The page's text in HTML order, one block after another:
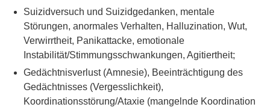
Suizidversuch und Suizidgedanken, mentale
Störungen, anormales Verhalten, Halluzination, Wut,
Verwirrtheit, Panikattacke, emotionale
Instabilität/Stimmungsschwankungen, Agitiertheit;
Gedächtnisverlust (Amnesie), Beeinträchtigung des
Gedächtnisses (Vergesslichkeit),
Koordinationsstörung/Ataxie (mangelnde Koordination